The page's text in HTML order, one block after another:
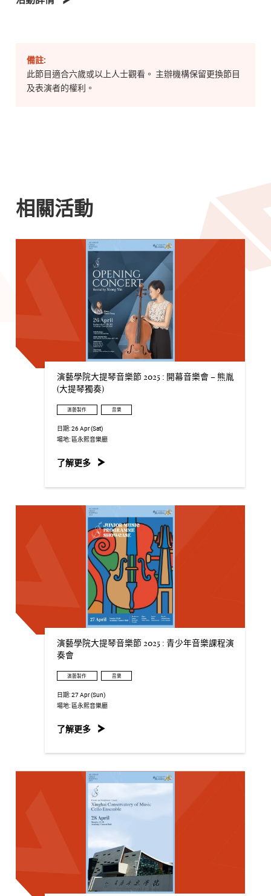
備註:
此節目適合六歲或以上人士觀看。 主辦機構保留更換節目
及表演者的權利。
相關活動
演藝學院大提琴音樂節 2025 : 開幕音樂會 – 熊胤
(大提琴獨奏)
演藝製作 音樂
日期:26 Apr (Sat)
場地:區永熙音樂廳
了解更多
演藝學院大提琴音樂節 2025 : 青少年音樂課程演
奏會
演藝製作 音樂
日期:27 Apr (Sun)
場地:區永熙音樂廳
了解更多